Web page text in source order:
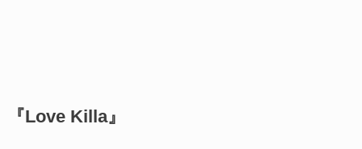
『Love Killa』